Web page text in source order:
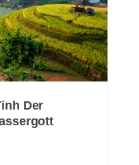
Der